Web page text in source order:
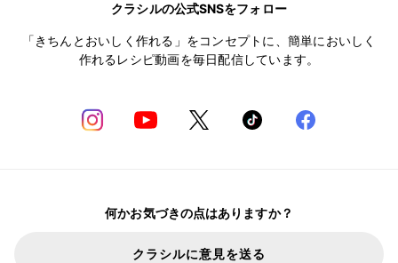
クラシルの公式SNSをフォロー
「きちんとおいしく作れる」をコンセプトに、簡単においしく
作れるレシピ動画を毎日配信しています。
何かお気づきの点はありますか？
クラシルに意見を送る